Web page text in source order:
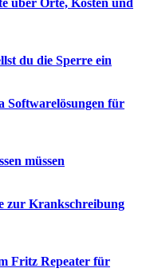
über Orte, Kosten und
du die Sperre ein
Softwarelösungen für
müssen
zur Krankschreibung
Fritz Repeater für